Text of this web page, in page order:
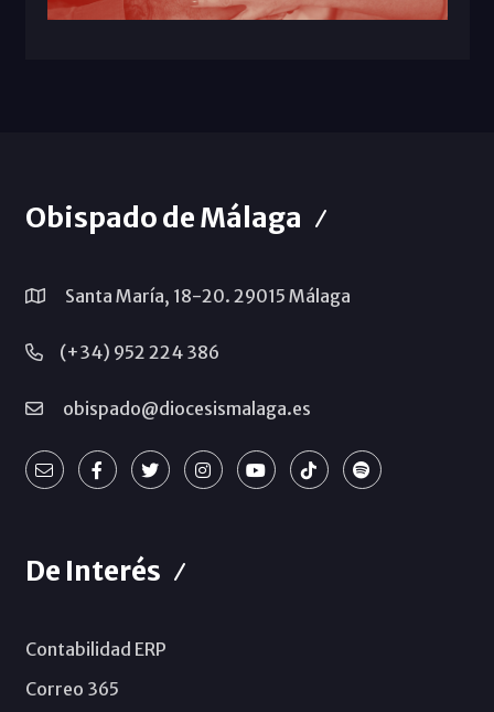
Obispado de Málaga
Santa María, 18-20. 29015 Málaga
(+34) 952 224 386
obispado@diocesismalaga.es
De Interés
Contabilidad ERP
Correo 365